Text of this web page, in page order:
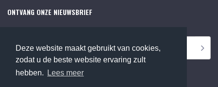
Deze website maakt gebruikt van cookies,
zodat u de beste website ervaring zult
hebben.
Lees meer
ONTVANG ONZE NIEUWSBRIEF